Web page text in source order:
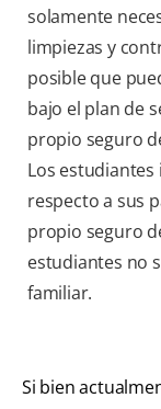
solamente
limpiezas y
posible que
bajo el plan de
propio seguro
Los
respecto a sus
propio seguro
estudiantes no
familiar.
Si bien